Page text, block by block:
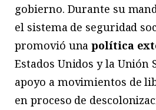
gobierno. Durante su
el sistema de seguridad
promovió unapolítica
Estados Unidos y la Unión
apoyo a movimientos de
en proceso de